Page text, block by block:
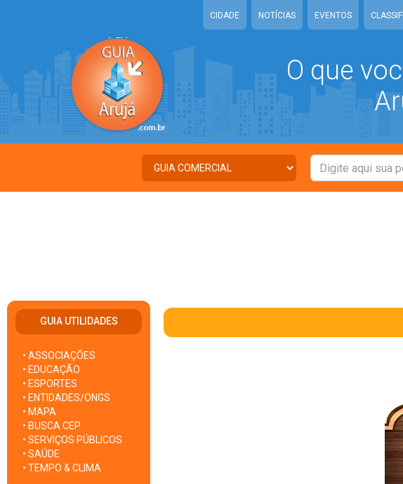
CIDADE NOTÍCIAS EVENTOS
O que
GUIA UTILIDADES
• ASSOCIAÇÕES
• EDUCAÇÃO
• ESPORTES
• ENTIDADES/ONGS
• MAPA
• BUSCA CEP
• SERVIÇOS PÚBLICOS
• SAÚDE
• TEMPO & CLIMA